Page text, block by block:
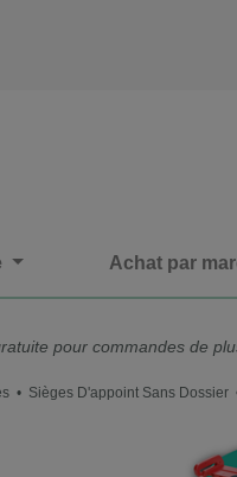
Achat par
pour commandes de
• Sièges D'appoint Sans Dossier